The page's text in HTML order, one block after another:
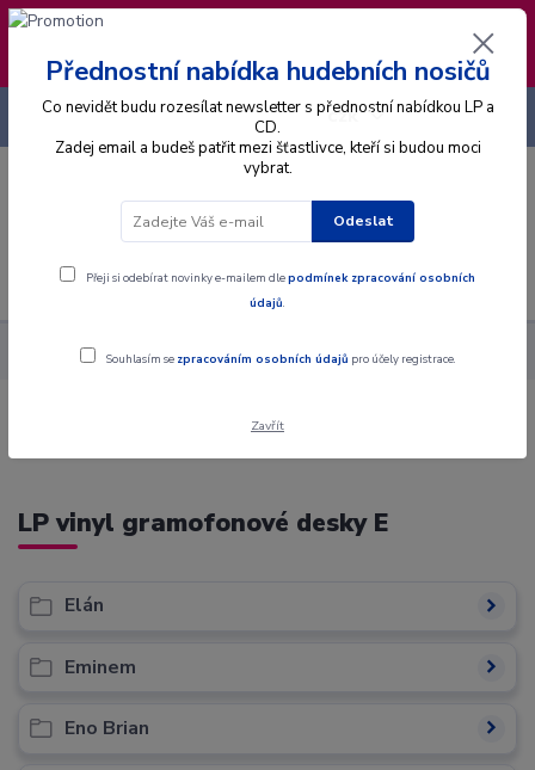
❣️ Od 4.8. do 13.8. čerpám dovolenou. Datum
expedice objednávek se posouvá na pátek
14.8.2026 🐋
Menu
CZK
+420 725 736 293
Interpret E
LP vinyl gramofonové desky E
Elán
Eminem
Eno Brian
Přednostní nabídka hudebních nosičů
Co nevidět budu rozesílat newsletter s přednostní nabídkou LP a
CD.
Zadej email a budeš patřit mezi šťastlivce, kteří si budou moci
vybrat.
Odeslat
Přeji si odebírat novinky e-mailem dlepodmínek zpracování osobních
údajů.
Souhlasím se zpracováním osobních údajů pro účely registrace.
Zavřít